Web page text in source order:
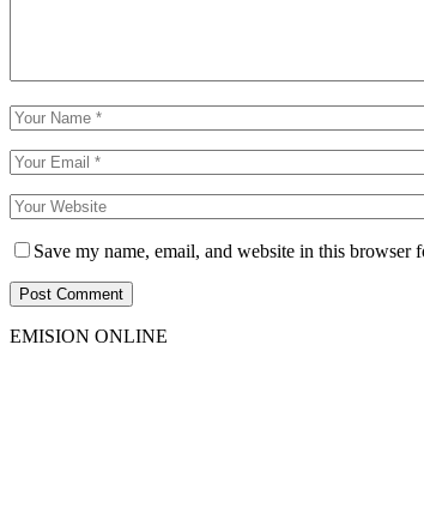
Save my name, email, and website in this browser
EMISION ONLINE